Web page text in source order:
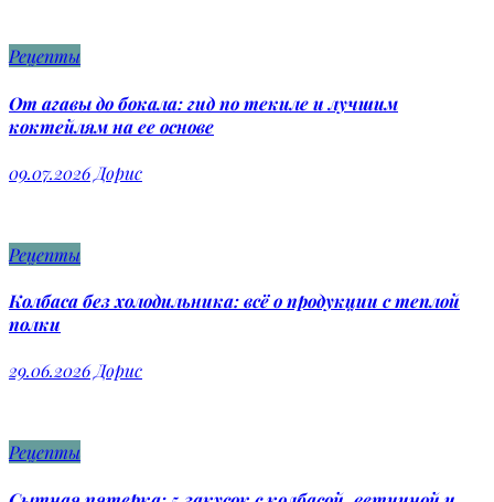
Рецепты
От агавы до бокала: гид по текиле и лучшим
коктейлям на ее основе
09.07.2026 Дорис
Рецепты
Колбаса без холодильника: всё о продукции с теплой
полки
29.06.2026Дорис
Рецепты